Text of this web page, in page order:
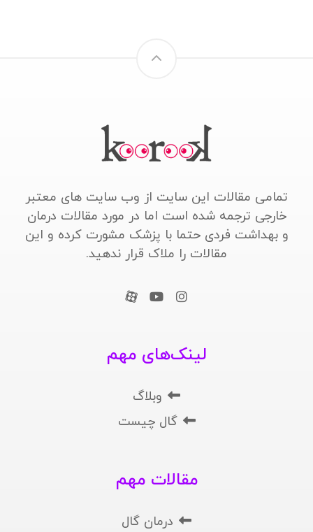
تمامی مقالات این سایت از وب سایت های معتبر
خارجی ترجمه شده است اما در مورد مقالات درمان
و بهداشت فردی حتما با پزشک مشورت کرده و این
مقالات را ملاک قرار ندهید.
لینک‌های مهم
وبلاگ
گال چیست
مقالات مهم
درمان گال